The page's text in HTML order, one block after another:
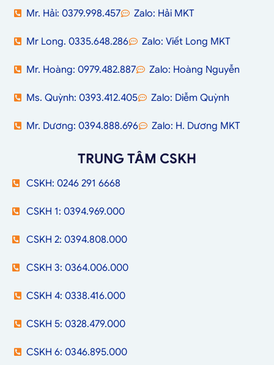
Mr. Hải: 0379.998.457 Zalo: Hải MKT
Mr Long. 0335.648.286 Zalo: Viết Long MKT
Mr. Hoàng: 0979.482.887 Zalo: Hoàng Nguyễn
Ms. Quỳnh: 0393.412.405 Zalo: Diễm Quỳnh
Mr. Dương: 0394.888.696 Zalo: H. Dương MKT
TRUNG TÂM CSKH
CSKH: 0246 291 6668
CSKH 1: 0394.969.000
CSKH 2: 0394.808.000
CSKH 3: 0364.006.000
CSKH 4: 0338.416.000
CSKH 5: 0328.479.000
CSKH 6: 0346.895.000